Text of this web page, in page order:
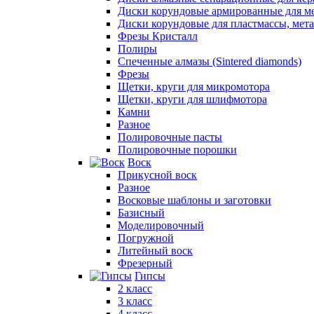
Диски корундовые армированные для
Диски корундовые для пластмассы,
Фрезы Кристалл
Полиры
Спеченные алмазы (Sintered diamonds)
Фрезы
Щетки, круги для микромотора
Щетки, круги для шлифмотора
Камни
Разное
Полировочные пасты
Полировочные порошки
Воск
Прикусной воск
Разное
Восковые шаблоны и заготовки
Базисный
Моделировочный
Погружной
Литейный воск
Фрезерный
Гипсы
2 класс
3 класс